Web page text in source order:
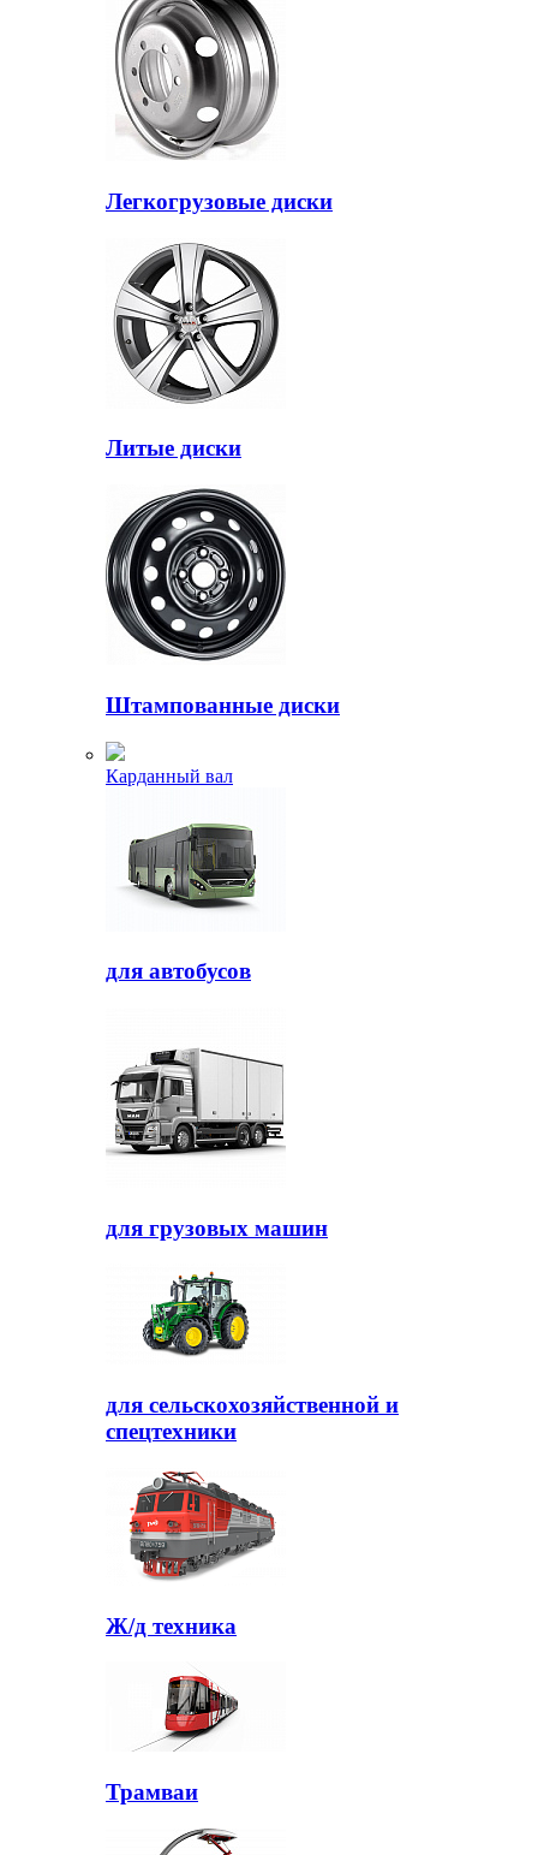
Легкогрузовые диски
Литые диски
Штампованные диски
Карданный вал
для автобусов
для грузовых машин
для сельскохозяйственной и
спецтехники
Ж/д техника
Трамваи